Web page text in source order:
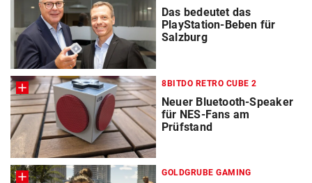
Das bedeutet das
PlayStation-Beben für
Salzburg
8BITDO RETRO CUBE 2
Neuer Bluetooth-Speaker
für NES-Fans am
Prüfstand
GOLDGRUBE GAMING